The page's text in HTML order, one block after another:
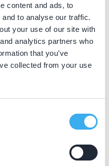
content and ads, to
to analyse our traffic.
your use of our site with
analytics partners who
that you’ve
collected from your use
het CBT